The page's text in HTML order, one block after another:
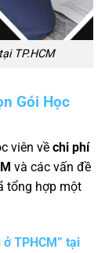
TP.HCM
Gói Học
viên về chi phí
và các vấn đề
tổng hợp một
TPHCM” tại